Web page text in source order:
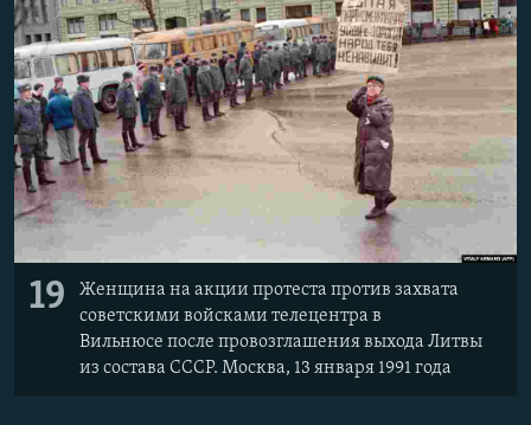
19
Женщина на акции протеста против захвата
советскими войсками телецентра в
Вильнюсе после провозглашения выхода Литвы
из состава СССР. Москва, 13 января 1991 года